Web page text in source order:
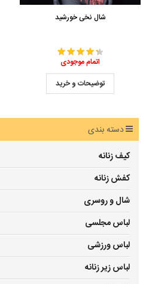
شال نخی خورشید
اتمام موجودی
توضیحات و خرید
دسته بندی
کیف زنانه
کفش زنانه
شال و روسری
لباس مجلسی
لباس ورزشی
لباس زیر زنانه